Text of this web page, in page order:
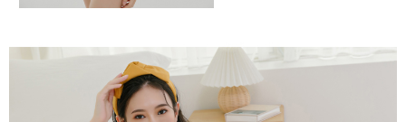
menggunakan bil syarikat ini.
anda (termasuk nama, telefon atau alamat) kepada Taiwan Mobile untuk
pengumpulan, pemprosesan dan penggunaan, untuk pengesahan,
semakan dan pembetulan data yang diperlukan untuk bil ansuran oleh
Taiwan Mobile.